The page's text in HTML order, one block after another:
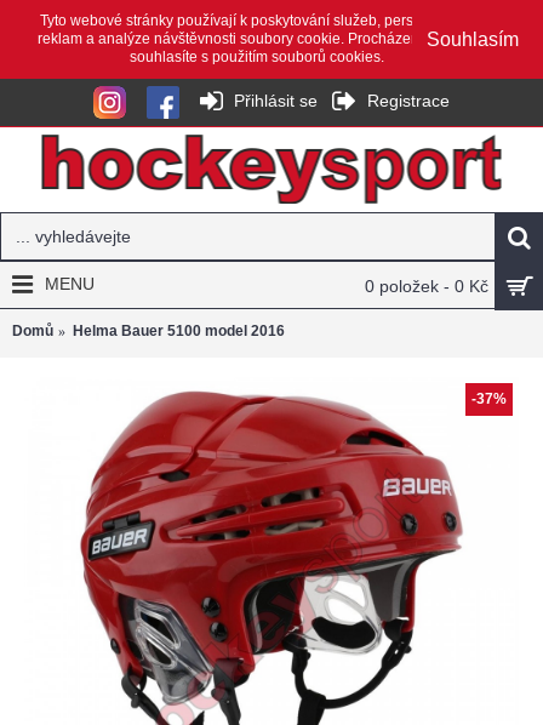
Tyto webové stránky používají k poskytování služeb, personalizaci
reklam a analýze návštěvnosti soubory cookie. Procházením webu
souhlasíte s použitím souborů cookies.
Souhlasím
Přihlásit se Registrace
0 položek - 0 Kč
MENU
Domů Helma Bauer 5100 model 2016
-37%